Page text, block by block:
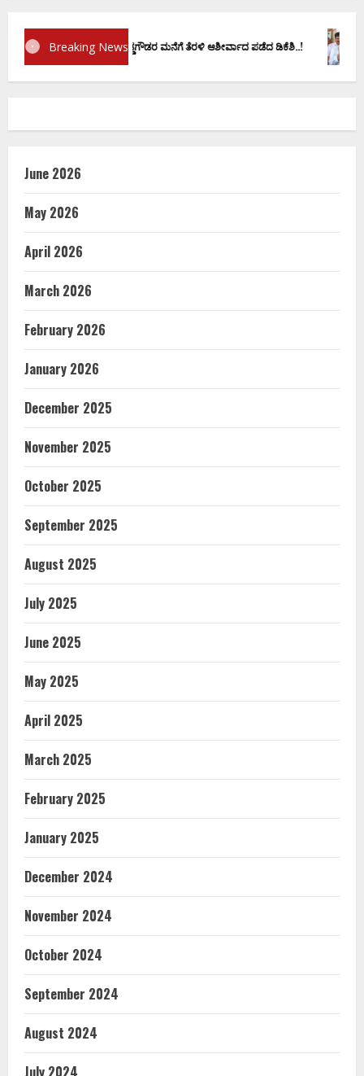
Breaking News
ವಚನಕ್ಕೂ ಮುನ್ನ ದೊಡ್ಡಗೌಡರ ಮನೆಗೆ ತೆರಳಿ ಆಶೀರ್ವಾದ ಪಡೆದ ಡಿಕೆಶಿ..!
June 2026
May 2026
April 2026
March 2026
February 2026
January 2026
December 2025
November 2025
October 2025
September 2025
August 2025
July 2025
June 2025
May 2025
April 2025
March 2025
February 2025
January 2025
December 2024
November 2024
October 2024
September 2024
August 2024
July 2024